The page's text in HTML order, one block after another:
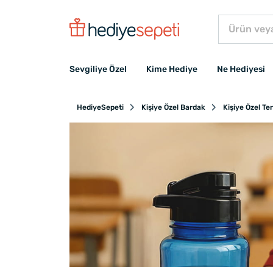
Sevgiliye Özel Kime Hediye Ne Hediyesi
HediyeSepeti Kişiye Özel Bardak Kişiye Özel